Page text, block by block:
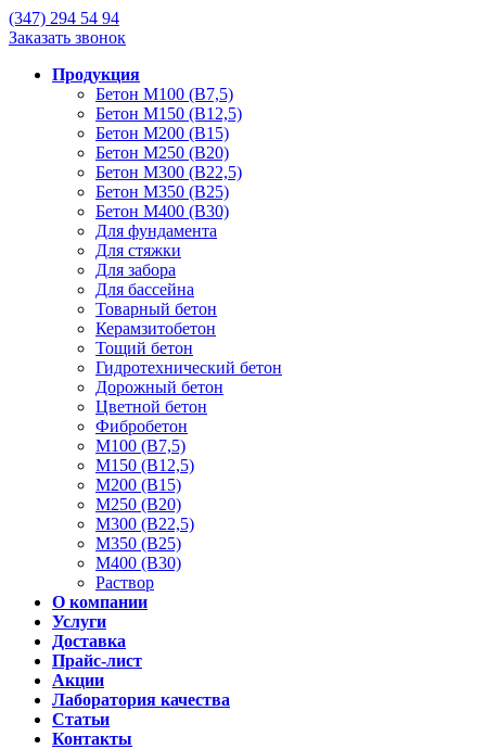
(347) 294 54 94
Заказать звонок
Продукция
Бетон М100 (В7,5)
Бетон М150 (В12,5)
Бетон М200 (В15)
Бетон М250 (В20)
Бетон М300 (В22,5)
Бетон М350 (В25)
Бетон М400 (В30)
Для фундамента
Для стяжки
Для забора
Для бассейна
Товарный бетон
Керамзитобетон
Тощий бетон
Гидротехнический бетон
Дорожный бетон
Цветной бетон
Фибробетон
М100 (В7,5)
М150 (В12,5)
М200 (В15)
М250 (В20)
М300 (В22,5)
М350 (В25)
М400 (В30)
Раствор
О компании
Услуги
Доставка
Прайс-лист
Акции
Лаборатория качества
Статьи
Контакты